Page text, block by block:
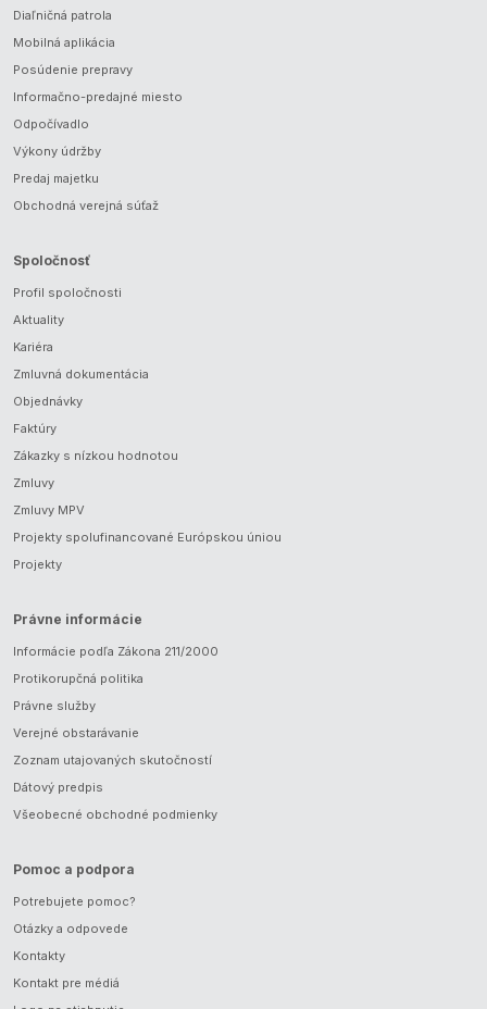
Diaľničná patrola
Mobilná aplikácia
Posúdenie prepravy
Informačno-predajné miesto
Odpočívadlo
Výkony údržby
Predaj majetku
Obchodná verejná súťaž
Spoločnosť
Profil spoločnosti
Aktuality
Kariéra
Zmluvná dokumentácia
Objednávky
Faktúry
Zákazky s nízkou hodnotou
Zmluvy
Zmluvy MPV
Projekty spolufinancované Európskou úniou
Projekty
Právne informácie
Informácie podľa Zákona 211/2000
Protikorupčná politika
Právne služby
Verejné obstarávanie
Zoznam utajovaných skutočností
Dátový predpis
Všeobecné obchodné podmienky
Pomoc a podpora
Potrebujete pomoc?
Otázky a odpovede
Kontakty
Kontakt pre médiá